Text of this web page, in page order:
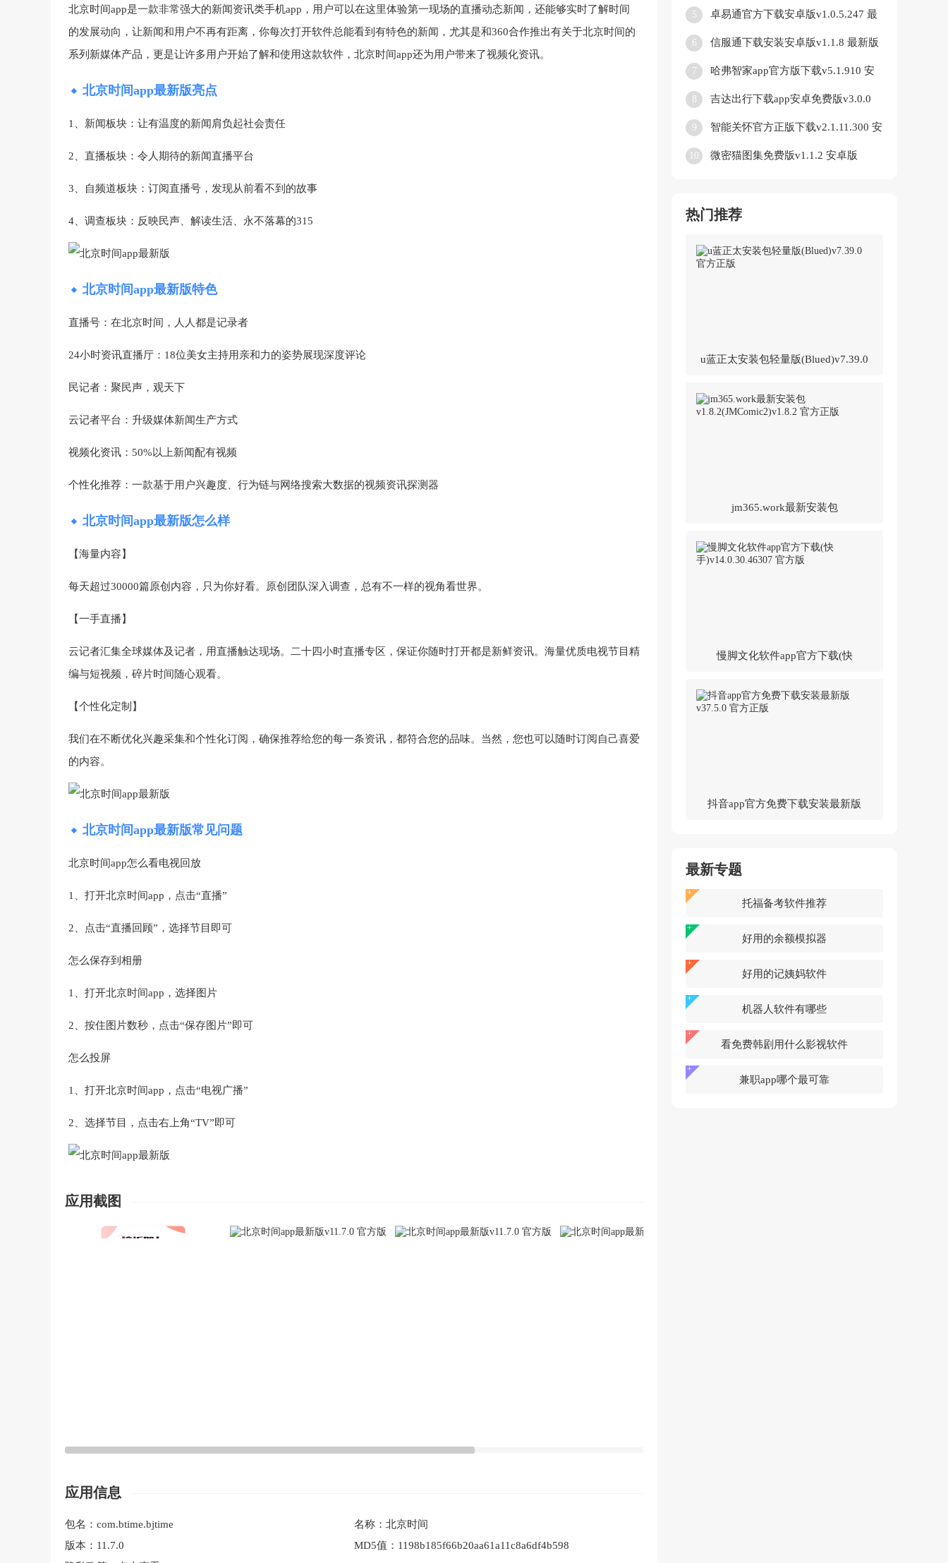
北京时间app是一款非常强大的新闻资讯类手机app，用户可以在这里体验第一现场的直播动态新闻，还能够实时了解时间
的发展动向，让新闻和用户不再有距离，你每次打开软件总能看到有特色的新闻，尤其是和360合作推出有关于北京时间的
系列新媒体产品，更是让许多用户开始了解和使用这款软件，北京时间app还为用户带来了视频化资讯。
北京时间app最新版亮点
1、新闻板块：让有温度的新闻肩负起社会责任
2、直播板块：令人期待的新闻直播平台
3、自频道板块：订阅直播号，发现从前看不到的故事
4、调查板块：反映民声、解读生活、永不落幕的315
北京时间app最新版特色
直播号：在北京时间，人人都是记录者
24小时资讯直播厅：18位美女主持用亲和力的姿势展现深度评论
民记者：聚民声，观天下
云记者平台：升级媒体新闻生产方式
视频化资讯：50%以上新闻配有视频
个性化推荐：一款基于用户兴趣度、行为链与网络搜索大数据的视频资讯探测器
北京时间app最新版怎么样
【海量内容】
每天超过30000篇原创内容，只为你好看。原创团队深入调查，总有不一样的视角看世界。
【一手直播】
云记者汇集全球媒体及记者，用直播触达现场。二十四小时直播专区，保证你随时打开都是新鲜资讯。海量优质电视节目精
编与短视频，碎片时间随心观看。
【个性化定制】
我们在不断优化兴趣采集和个性化订阅，确保推荐给您的每一条资讯，都符合您的品味。当然，您也可以随时订阅自己喜爱
的内容。
北京时间app最新版常见问题
北京时间app怎么看电视回放
1、打开北京时间app，点击“直播”
2、点击“直播回顾”，选择节目即可
怎么保存到相册
1、打开北京时间app，选择图片
2、按住图片数秒，点击“保存图片”即可
怎么投屏
1、打开北京时间app，点击“电视广播”
2、选择节目，点击右上角“TV”即可
应用截图
应用信息
包名： com.btime.bjtime 名称： 北京时间
版本： 11.7.0 MD5值： 1198b185f66b20aa61a11c8a6df4b598
5
卓易通官方下载安卓版v1.0.5.247 最
6 信服通下载安装安卓版v1.1.8 最新版
7
哈弗智家app官方版下载v5.1.910 安
8
吉达出行下载app安卓免费版v3.0.0
9
智能关怀官方正版下载v2.1.11.300 安
10 微密猫图集免费版v1.1.2 安卓版
热门推荐
u蓝正太安装包轻量版(Blued)v7.39.0
jm365.work最新安装包
慢脚文化软件app官方下载(快
抖音app官方免费下载安装最新版
最新专题
托福备考软件推荐
好用的余额模拟器
好用的记姨妈软件
机器人软件有哪些
看免费韩剧用什么影视软件
兼职app哪个最可靠